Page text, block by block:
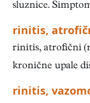
sluznice.
rinitis,
rinitis, atrofični
kronične upale
rinitis,